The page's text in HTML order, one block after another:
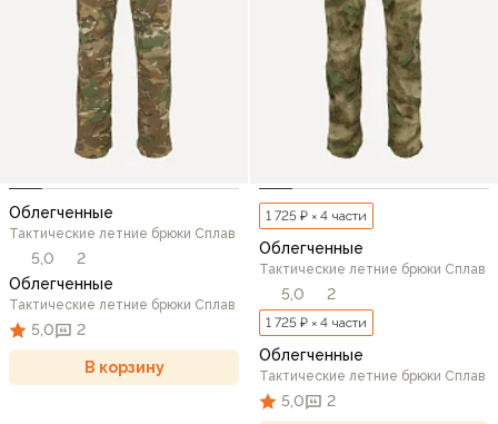
Облегченные
Тактические летние брюки Сплав
5,0
2
Облегченные
Тактические летние брюки Сплав
5,0 2
В корзину
1 725 ₽ × 4 части
Облегченные
Тактические летние брюки Сплав
5,0 2
1 725 ₽ × 4 части
Облегченные
Тактические летние брюки Сплав
5,0 2